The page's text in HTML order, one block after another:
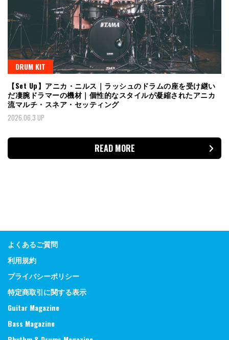
DRUM KIT
【Set Up】アニカ・ニルス｜ラッシュのドラムの座を受け継い
だ凄腕ドラマーの機材｜個性的なスタイルが凝縮されたアニカ
流マルチ・スネア・セッティング
2026.06.3 UP
READ MORE
よくあるご質問
利用規約
プライバシーポリシー
特定商取引に関する表示
Guitar Magazine
Bass Magazine